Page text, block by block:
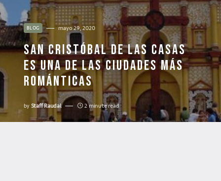
BLOG mayo 29, 2020
SAN CRISTÓBAL DE LAS CASAS
ES UNA DE LAS CIUDADES MÁS
ROMÁNTICAS
byStaff Raudal 2 minute read